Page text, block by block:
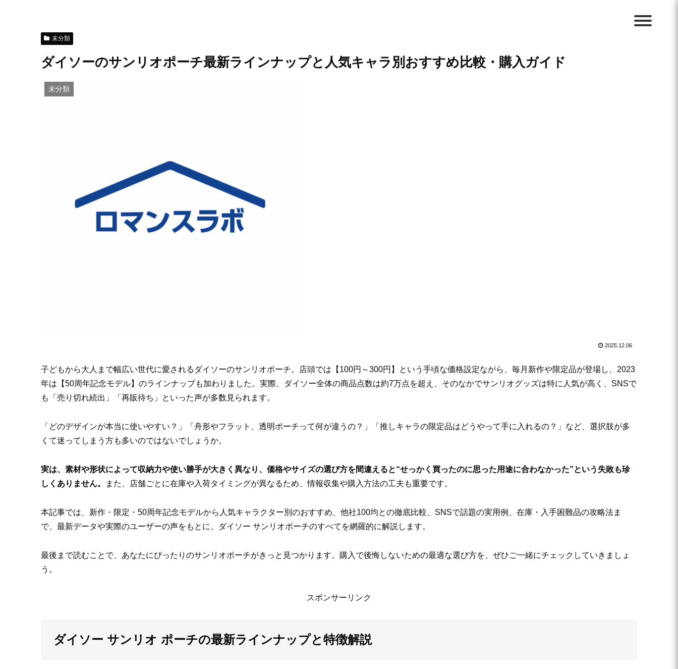
未分類
ダイソーのサンリオポーチ最新ラインナップと人気キャラ別おすすめ比較・購入ガイド
未分類
2025.12.06
子どもから大人まで幅広い世代に愛されるダイソーのサンリオポーチ。店頭では【100円～300円】という手頃な価格設定ながら、毎月新作や限定品が登場し、2023
年は【50周年記念モデル】のラインナップも加わりました。実際、ダイソー全体の商品点数は約7万点を超え、そのなかでサンリオグッズは特に人気が高く、SNSで
も「売り切れ続出」「再販待ち」といった声が多数見られます。
「どのデザインが本当に使いやすい？」「舟形やフラット、透明ポーチって何が違うの？」「推しキャラの限定品はどうやって手に入れるの？」など、選択肢が多
くて迷ってしまう方も多いのではないでしょうか。
実は、素材や形状によって収納力や使い勝手が大きく異なり、価格やサイズの選び方を間違えると“せっかく買ったのに思った用途に合わなかった”という失敗も珍
しくありません。
また、店舗ごとに在庫や入荷タイミングが異なるため、情報収集や購入方法の工夫も重要です。
本記事では、新作・限定・50周年記念モデルから人気キャラクター別のおすすめ、他社100均との徹底比較、SNSで話題の実用例、在庫・入手困難品の攻略法ま
で、最新データや実際のユーザーの声をもとに、ダイソー サンリオポーチのすべてを網羅的に解説します。
最後まで読むことで、あなたにぴったりのサンリオポーチがきっと見つかります。購入で後悔しないための最適な選び方を、ぜひご一緒にチェックしていきましょ
う。
スポンサーリンク
ダイソー サンリオ ポーチの最新ラインナップと特徴解説